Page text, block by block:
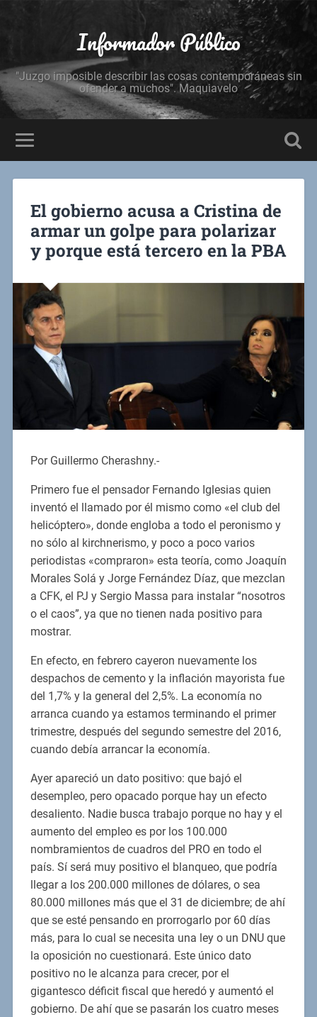
Informador Público
"Juzgo imposible describir las cosas contemporáneas sin
ofender a muchos". Maquiavelo
El gobierno acusa a Cristina de
armar un golpe para polarizar
y porque está tercero en la PBA
Por Guillermo Cherashny.-
Primero fue el pensador Fernando Iglesias quien
inventó el llamado por él mismo como «el club del
helicóptero», donde engloba a todo el peronismo y
no sólo al kirchnerismo, y poco a poco varios
periodistas «compraron» esta teoría, como Joaquín
Morales Solá y Jorge Fernández Díaz, que mezclan
a CFK, el PJ y Sergio Massa para instalar “nosotros
o el caos”, ya que no tienen nada positivo para
mostrar.
En efecto, en febrero cayeron nuevamente los
despachos de cemento y la inflación mayorista fue
del 1,7% y la general del 2,5%. La economía no
arranca cuando ya estamos terminando el primer
trimestre, después del segundo semestre del 2016,
cuando debía arrancar la economía.
Ayer apareció un dato positivo: que bajó el
desempleo, pero opacado porque hay un efecto
desaliento. Nadie busca trabajo porque no hay y el
aumento del empleo es por los 100.000
nombramientos de cuadros del PRO en todo el
país. Sí será muy positivo el blanqueo, que podría
llegar a los 200.000 millones de dólares, o sea
80.000 millones más que el 31 de diciembre; de ahí
que se esté pensando en prorrogarlo por 60 días
más, para lo cual se necesita una ley o un DNU que
la oposición no cuestionará. Este único dato
positivo no le alcanza para crecer, por el
gigantesco déficit fiscal que heredó y aumentó el
gobierno. De ahí que se pasarán los cuatro meses